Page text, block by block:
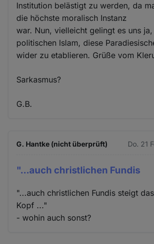
Institution belästigt zu werden, da
die höchste moralisch Instanz
war. Nun, vielleicht gelingt es uns
politischen Islam, diese
wider zu etablieren. Grüße vom
Sarkasmus?
G.B.
G. Hantke (nicht überprüft) Do. 21
"...auch christlichen Fundis
"...auch christlichen Fundis steigt
Kopf ..."
- wohin auch sonst?